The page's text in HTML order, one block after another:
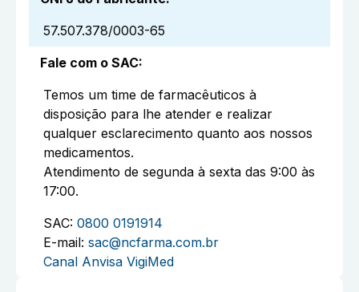
57.507.378/0003-65
Fale com o SAC:
Temos um time de farmacêuticos à
disposição para lhe atender e realizar
qualquer esclarecimento quanto aos nossos
medicamentos.
Atendimento de segunda à sexta das 9:00 às
17:00.
SAC: 0800 0191914
E-mail: sac@ncfarma.com.br
Canal Anvisa VigiMed